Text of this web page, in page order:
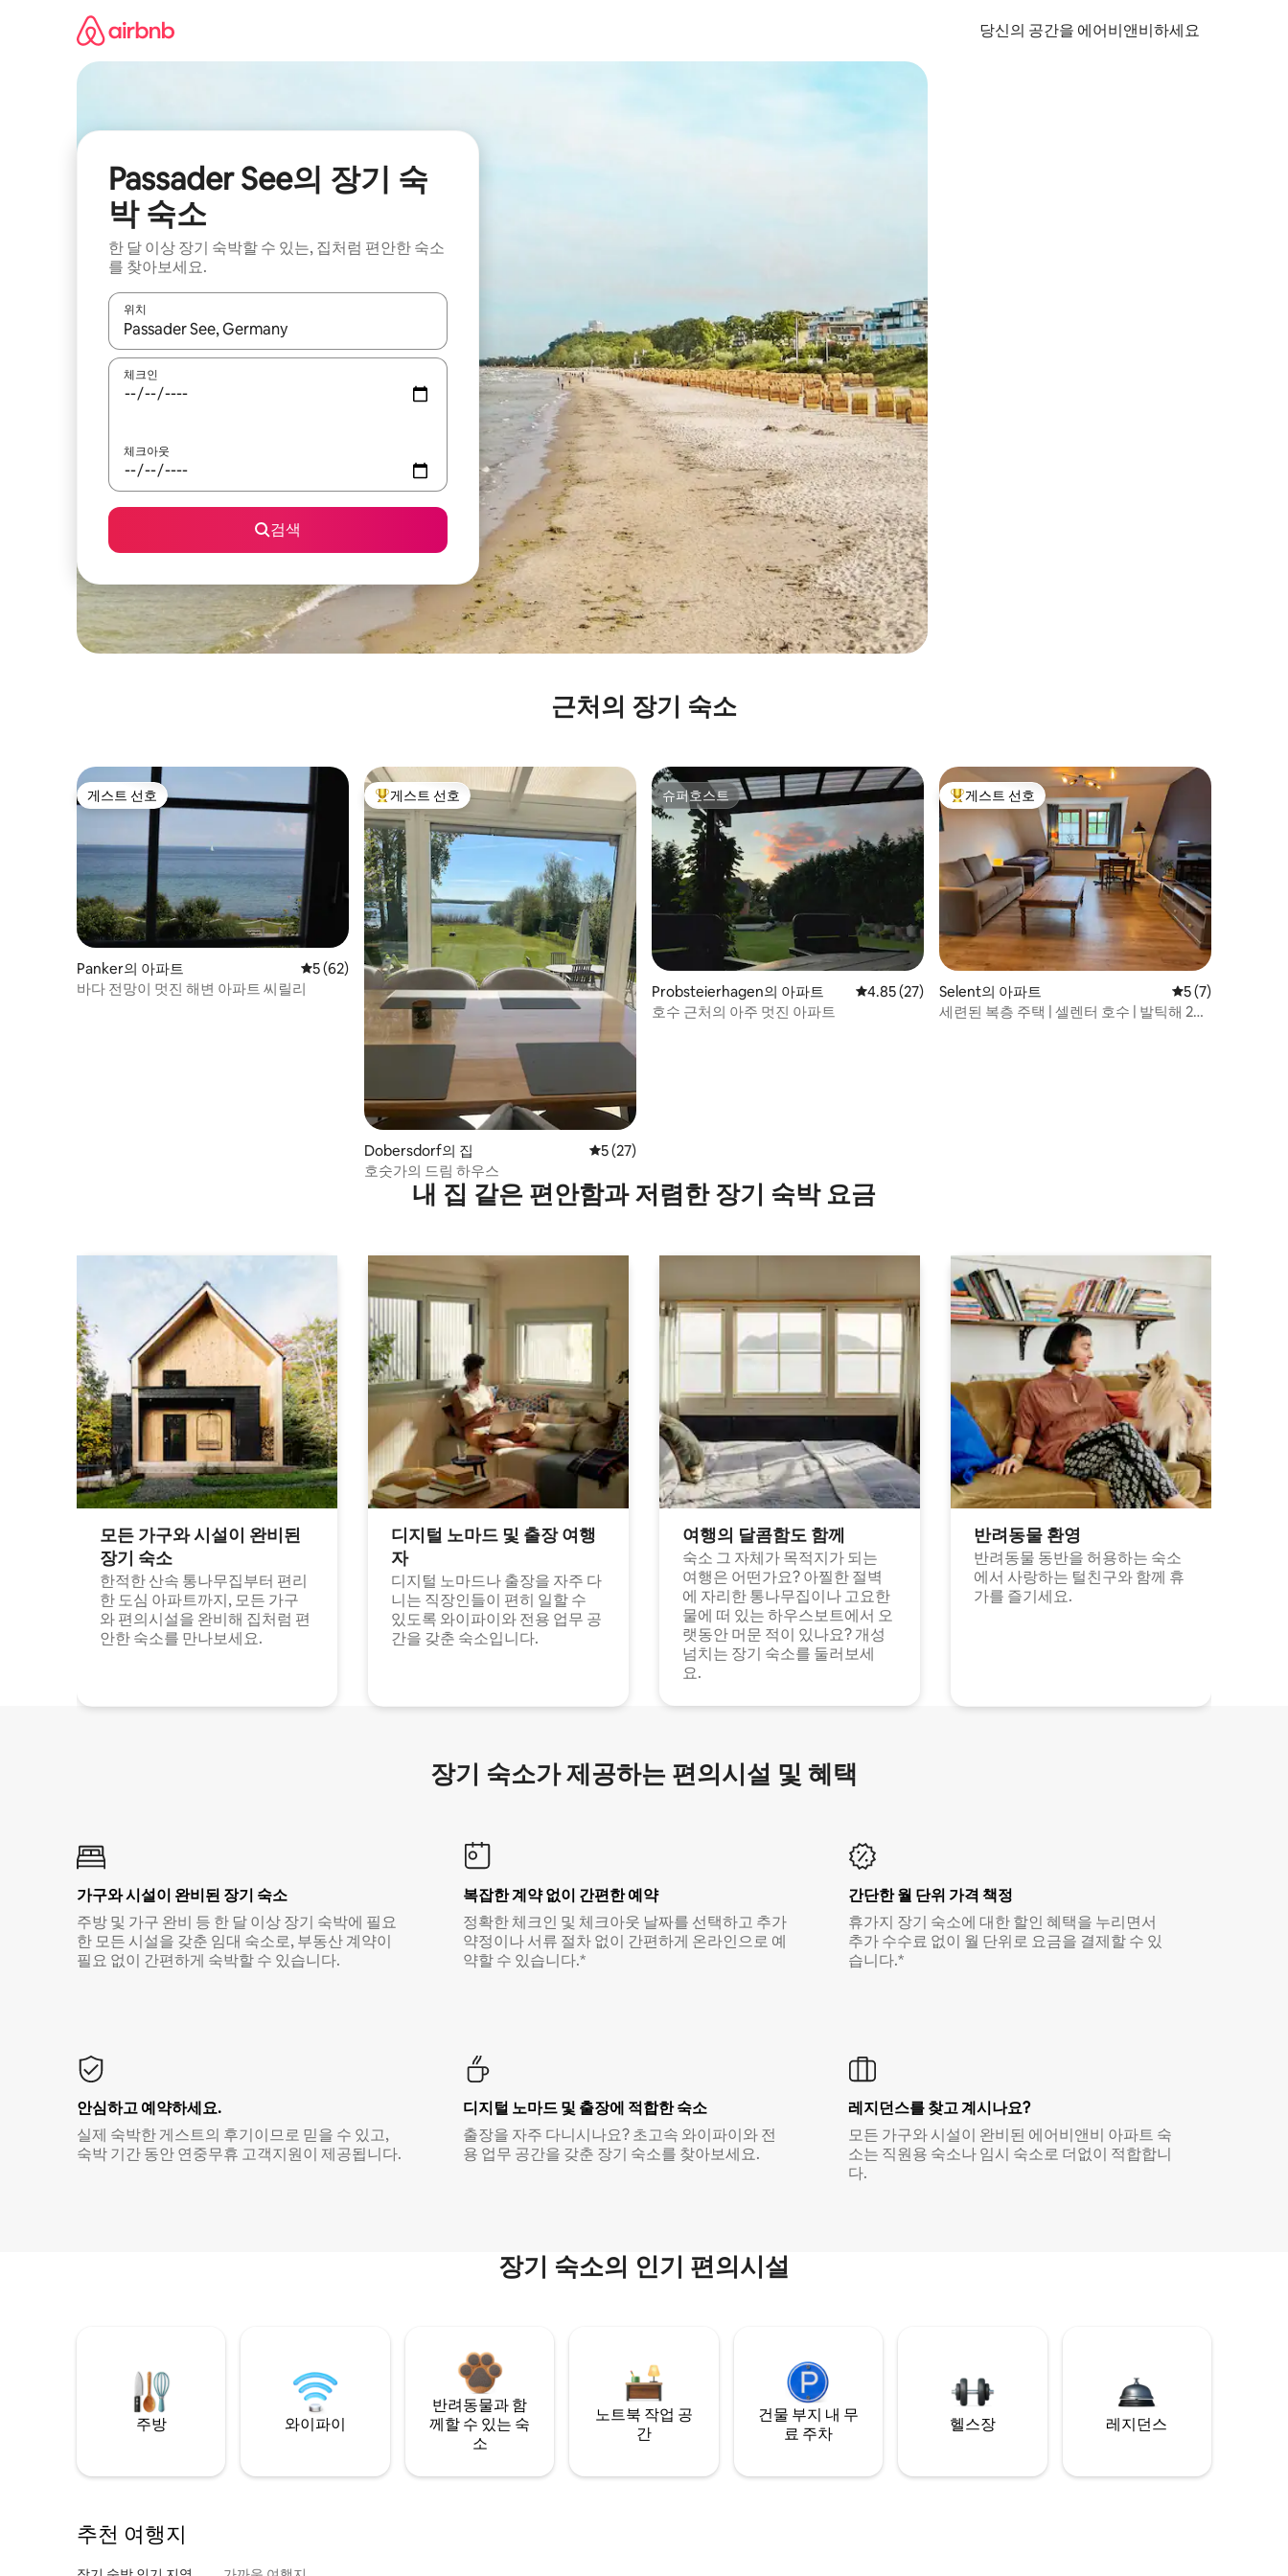
당신의 공간을 에어비앤비하세요
Passader See의 장기 숙
박 숙소
한 달 이상 장기 숙박할 수 있는, 집처럼 편안한 숙소
를 찾아보세요.
위치
결과가 나오면 위·아래 화살표 키를 사용하거나 터치 또는 스와이프 동작으로 탐색하세요.
체크인
체크아웃
검색
근처의 장기 숙소
게스트 선호
게스트 선호
Panker의 아파트 평점 5점(5점 만점), 후기 62개
5 (62)
바다 전망이 멋진 해변 아파트 씨릴리
상위 게스트 선호
게스트 선호
Dobersdorf의 집 평점 5점(5점 만점), 후기 27개
5 (27)
호숫가의 드림 하우스
슈퍼호스트
슈퍼호스트
Probsteierhagen의 아파트 평점 4.85점(5점 만점), 후기 27개
4.85 (27)
호수 근처의 아주 멋진 아파트
상위 게스트 선호
게스트 선호
Selent의 아파트 평점 5점(5점 만점
5 (7)
세련된 복층 주택 | 셀렌터 호수 | 발틱해 20
내 집 같은 편안함과 저렴한 장기 숙박 요금
모든 가구와 시설이 완비된
장기 숙소
한적한 산속 통나무집부터 편리
한 도심 아파트까지, 모든 가구
와 편의시설을 완비해 집처럼 편
안한 숙소를 만나보세요.
디지털 노마드 및 출장 여행
자
디지털 노마드나 출장을 자주 다
니는 직장인들이 편히 일할 수
있도록 와이파이와 전용 업무 공
간을 갖춘 숙소입니다.
여행의 달콤함도 함께
숙소 그 자체가 목적지가 되는
여행은 어떤가요? 아찔한 절벽
에 자리한 통나무집이나 고요한
물에 떠 있는 하우스보트에서 오
랫동안 머문 적이 있나요? 개성
넘치는 장기 숙소를 둘러보세
요.
반려동물 환영
반려동물 동반을 허용하는 숙소
에서 사랑하는 털친구와 함께 휴
가를 즐기세요.
장기 숙소가 제공하는 편의시설 및 혜택
가구와 시설이 완비된 장기 숙소
주방 및 가구 완비 등 한 달 이상 장기 숙박에 필요
한 모든 시설을 갖춘 임대 숙소로, 부동산 계약이
필요 없이 간편하게 숙박할 수 있습니다.
복잡한 계약 없이 간편한 예약
정확한 체크인 및 체크아웃 날짜를 선택하고 추가
약정이나 서류 절차 없이 간편하게 온라인으로 예
약할 수 있습니다.*
간단한 월 단위 가격 책정
휴가지 장기 숙소에 대한 할인 혜택을 누리면서
추가 수수료 없이 월 단위로 요금을 결제할 수 있
습니다.*
안심하고 예약하세요.
실제 숙박한 게스트의 후기이므로 믿을 수 있고,
숙박 기간 동안 연중무휴 고객지원이 제공됩니다.
디지털 노마드 및 출장에 적합한 숙소
출장을 자주 다니시나요? 초고속 와이파이와 전
용 업무 공간을 갖춘 장기 숙소를 찾아보세요.
레지던스를 찾고 계시나요?
모든 가구와 시설이 완비된 에어비앤비 아파트 숙
소는 직원용 숙소나 임시 숙소로 더없이 적합합니
다.
장기 숙소의 인기 편의시설
주방 와이파이
반려동물과 함
께할 수 있는 숙
소
노트북 작업 공
간
건물 부지 내 무
료 주차
헬스장 레지던스
추천 여행지